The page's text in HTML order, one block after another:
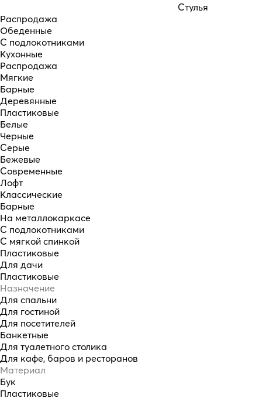
Стулья
Распродажа
Обеденные
С подлокотниками
Кухонные
Распродажа
Мягкие
Барные
Деревянные
Пластиковые
Белые
Черные
Серые
Бежевые
Современные
Лофт
Классические
Барные
На металлокаркасе
С подлокотниками
С мягкой спинкой
Пластиковые
Для дачи
Пластиковые
Назначение
Для спальни
Для гостиной
Для посетителей
Банкетные
Для туалетного столика
Для кафе, баров и ресторанов
Материал
Бук
Пластиковые